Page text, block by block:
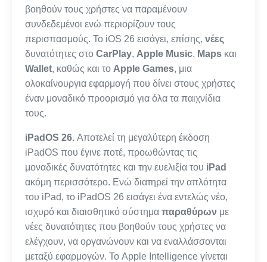
βοηθούν τους χρήστες να παραμένουν
συνδεδεμένοι ενώ περιορίζουν τους
περισπασμούς. Το iOS 26 εισάγει, επίσης,νέες
δυνατότητες στοCarPlay, Apple Music, Maps και
Wallet, καθώς και το Apple Games, μια
ολοκαίνουργια εφαρμογή που δίνει στους χρήστες
έναν μοναδικό προορισμό για όλα τα παιχνίδια
τους.
iPadOS 26. Αποτελεί τη μεγαλύτερη έκδοση
iPadOS που έγινε ποτέ, προωθώντας τις
μοναδικές δυνατότητες και την ευελιξία του iPad
ακόμη περισσότερο. Ενώ διατηρεί την απλότητα
του iPad, το iPadOS 26 εισάγει ένα εντελώς νέο,
ισχυρό και διαισθητικό σύστημαπαραθύρων με
νέες δυνατότητες που βοηθούν τους χρήστες να
ελέγχουν, να οργανώνουν και να εναλλάσσονται
μεταξύ εφαρμογών. Το Apple Intelligence γίνεται